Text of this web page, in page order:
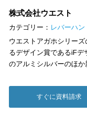
株式会社ウエスト
カテゴリー： レバーハン
ウエストアガホシリー
るデザイン賞であるiF
のアルミシルバーのほか
すぐに資料請求